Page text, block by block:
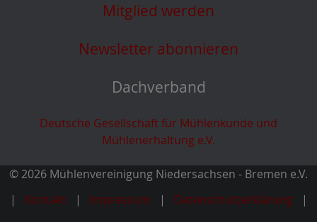
Mitglied werden
Newsletter abonnieren
Dachverband
Deutsche Gesellschaft für Mühlenkunde und
Mühlenerhaltung e.V.
© 2026 Mühlenvereinigung Niedersachsen - Bremen e.V.
Kontakt
Impressum Datenschutzerklärung